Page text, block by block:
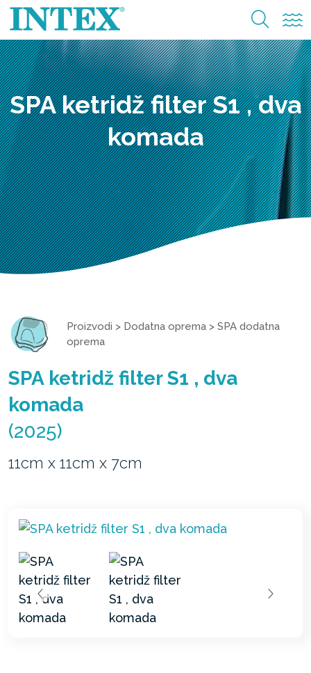
SPA ketridž filter S1 , dva
komada
Proizvodi > Dodatna oprema > SPA dodatna
oprema
SPA ketridž filter S1 , dva
komada
(2025)
11cm x 11cm x 7cm